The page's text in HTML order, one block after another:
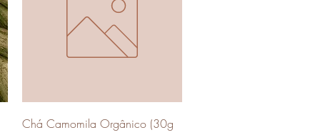
Visualização rápida
Chá Camomila Orgânico (30g